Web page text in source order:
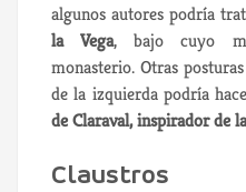
algunos autores podría
la Vega, bajo cuyo
monasterio. Otras
de la izquierda podría
de Claraval, inspirador de
Claustros